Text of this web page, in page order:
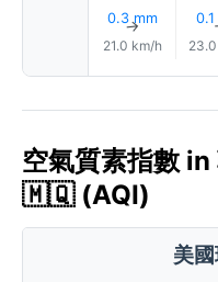
0.3 mm
↑
21.0 km/h
空氣質素指數
🇲🇶 (AQI)
美